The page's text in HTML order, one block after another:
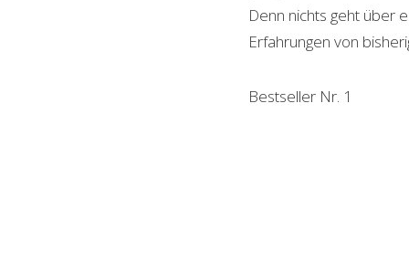
Denn nichts geht über
Erfahrungen von
Bestseller Nr. 1